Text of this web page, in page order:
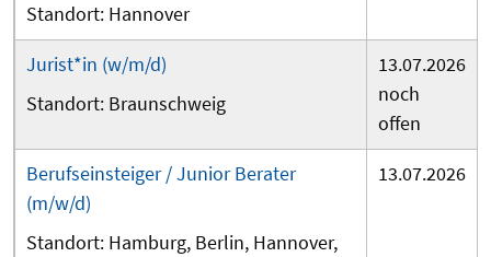
Hannover
Jurist*in (w/m/d)
Braunschweig
13.07.2026
noch
offen
Berufseinsteiger / Junior Berater
(m/w/d)
Hamburg Berlin Hannover
13.07.2026